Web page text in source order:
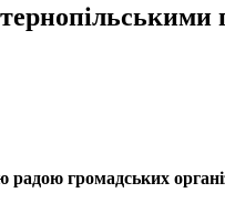
радою громадських